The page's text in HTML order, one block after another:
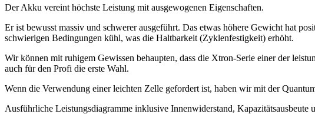
Der Akku vereint höchste Leistung mit ausgewogenen Eigenschaften.
Er ist bewusst massiv und schwerer ausgeführt. Das etwas höhere Gewicht hat
schwierigen Bedingungen kühl, was die Haltbarkeit (Zyklenfestigkeit) erhöht.
Wir können mit ruhigem Gewissen behaupten, dass die Xtron-Serie einer der
auch für den Profi die erste Wahl.
Wenn die Verwendung einer leichten Zelle gefordert ist, haben wir mit der
Ausführliche Leistungsdiagramme inklusive Innenwiderstand, Kapazitätsausbeute